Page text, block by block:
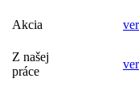
Akcia
Z našej
práce